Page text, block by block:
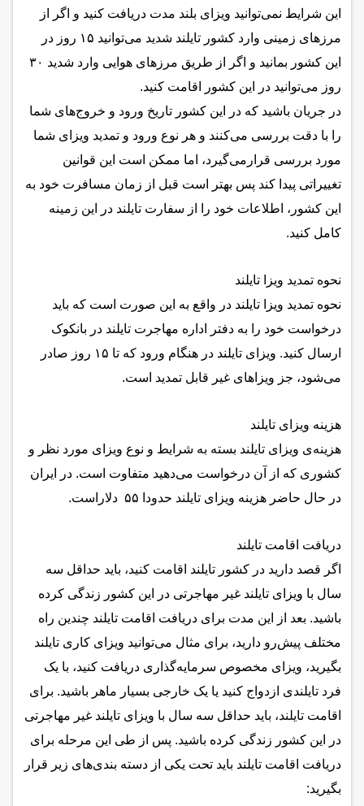
این شرایط نمی‌توانید ویزای بلند مدت دریافت کنید و اگر از
مرزهای زمینی وارد کشور تایلند شدید می‌توانید ۱۵ روز در
این کشور بمانید و اگر از طریق مرزهای هوایی وارد شدید ۳۰
روز می‌توانید در این کشور اقامت کنید.
در جریان باشید که در این کشور تاریخ ورود و خروج‌های شما
را با دقت بررسی می‌کنند و هر نوع ورود و تمدید ویزای شما
مورد بررسی قرارمی‌گیرد، اما ممکن است این قوانین
تغییراتی پیدا کند پس بهتر است قبل از زمان مسافرت خود به
این کشور، اطلاعات خود را از سفارت تایلند در این زمینه
کامل کنید.
نحوه تمدید ویزا تایلند
نحوه تمدید ویزا تایلند در واقع به این صورت است که باید
درخواست خود را به دفتر اداره مهاجرت تایلند در بانکوک
ارسال کنید. ویزای تایلند در هنگام ورود که تا ۱۵ روز صادر
می‌شود، جز ویزاهای غیر قابل تمدید است.
هزینه ویزای تایلند
هزینه‌ی ویزای تایلند بسته به شرایط و نوع ویزای مورد نظر و
کشوری که از آن درخواست می‌دهید متفاوت است. در ایران
در حال حاضر هزینه‌ ویزای تایلند حدودا ۵۵ دلاراست.
دریافت اقامت تایلند
اگر قصد دارید در کشور تایلند اقامت کنید، باید حداقل سه
سال با ویزای تایلند غیر مهاجرتی در این کشور زندگی کرده
باشید. بعد از این مدت برای دریافت اقامت تایلند چندین راه
مختلف پیش‌رو دارید، برای مثال می‌توانید ویزای کاری تایلند
بگیرید، ویزای مخصوص سرمایه‌گذاری دریافت کنید، با یک
فرد تایلندی ازدواج کنید یا یک خارجی بسیار ماهر باشید. برای
اقامت تایلند، باید حداقل سه سال با ویزای تایلند غیر مهاجرتی
در این کشور زندگی کرده باشید. پس از طی این مرحله برای
دریافت اقامت تایلند باید تحت یکی از دسته بندی‌های زیر قرار
بگیرید: